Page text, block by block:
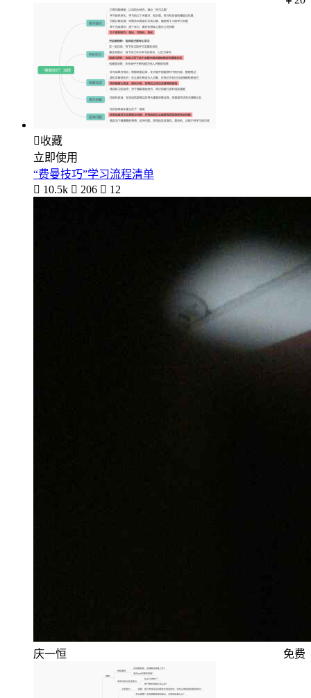
收藏
立即使用
“费曼技巧”学习流程清单
 10.5k  206  12
庆一恒 免费